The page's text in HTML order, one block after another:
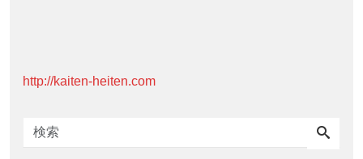
http://kaiten-heiten.com